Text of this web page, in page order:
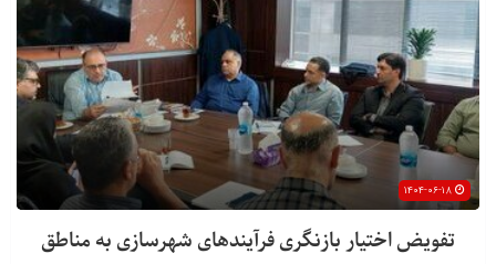
تفویض اختیار بازنگری فرآیندهای شهرسازی به مناطق